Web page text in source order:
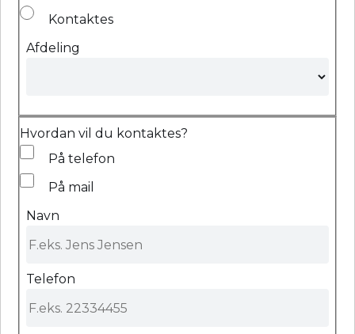
Kontaktes
Afdeling
Hvordan vil du kontaktes?
På telefon
På mail
Navn
Telefon